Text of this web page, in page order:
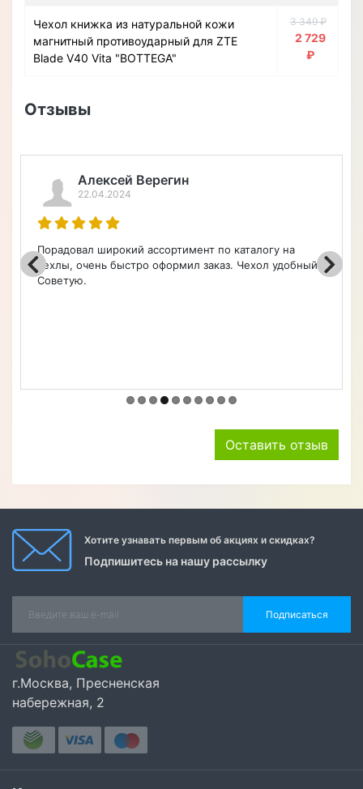
Чехол книжка из натуральной кожи
магнитный противоударный для ZTE
Blade V40 Vita "BOTTEGA"
3 349 ₽
2 729
₽
Отзывы
Верегин
ассортимент по каталогу на
оформил заказ. Чехол удобный.
Заказывала чехол
Пришлось
результатом
Оставить отзыв
Хотите узнавать первым об акциях и скидках?
Подпишитесь на нашу рассылку
Подписаться
г.Москва, Пресненская
набережная, 2